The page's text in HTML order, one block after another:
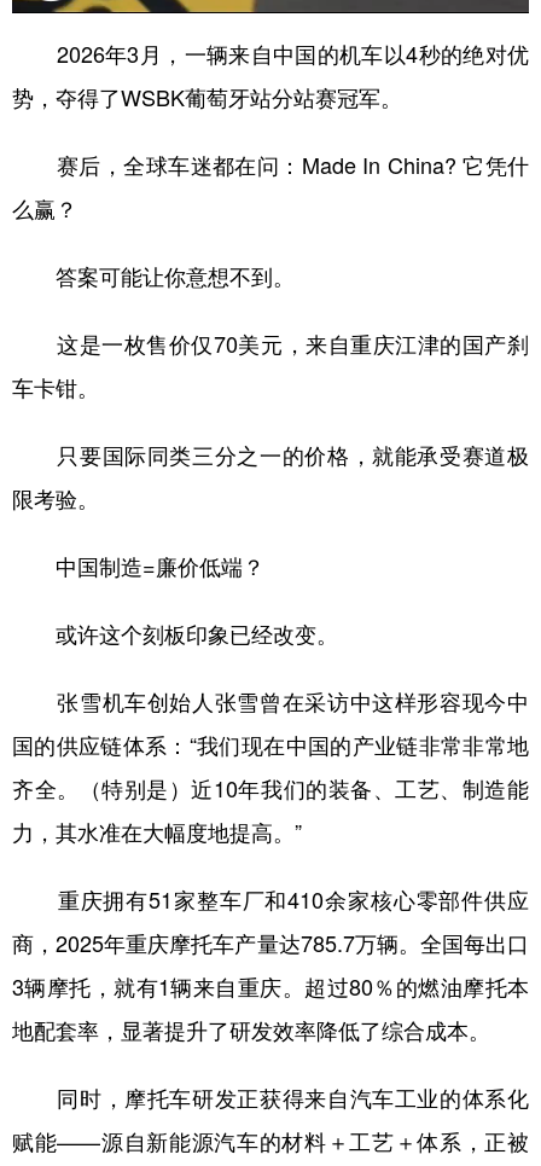
2026年3月，一辆来自中国的机车以4秒的绝对优
势，夺得了WSBK葡萄牙站分站赛冠军。
赛后，全球车迷都在问：Made In China? 它凭什
么赢？
答案可能让你意想不到。
这是一枚售价仅70美元，来自重庆江津的国产刹
车卡钳。
只要国际同类三分之一的价格，就能承受赛道极
限考验。
中国制造=廉价低端？
或许这个刻板印象已经改变。
张雪机车创始人张雪曾在采访中这样形容现今中
国的供应链体系：“我们现在中国的产业链非常非常地
齐全。（特别是）近10年我们的装备、工艺、制造能
力，其水准在大幅度地提高。”
重庆拥有51家整车厂和410余家核心零部件供应
商，2025年重庆摩托车产量达785.7万辆。全国每出口
3辆摩托，就有1辆来自重庆。超过80％的燃油摩托本
地配套率，显著提升了研发效率降低了综合成本。
同时，摩托车研发正获得来自汽车工业的体系化
赋能——源自新能源汽车的材料＋工艺＋体系，正被